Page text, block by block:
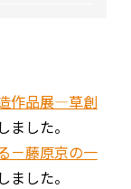
作品展―草創
した。
－藤原京の一
した。